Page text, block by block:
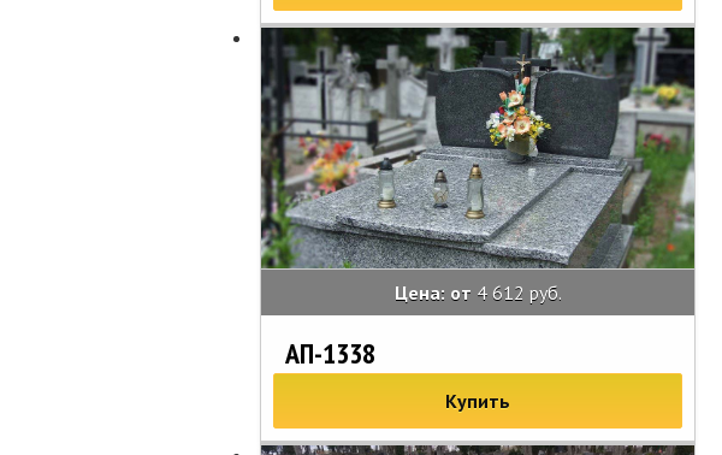
Цена: от 4 612 руб.
АП-1338
Купить